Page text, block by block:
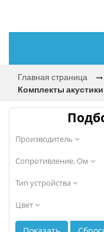
Главная страница
Комплекты акустики
Производитель
Сопротивление, Ом
Тип устройства
Цвет